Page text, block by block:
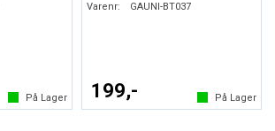
På Lager
Varenr: GAUNI-BT037
199,- På Lager